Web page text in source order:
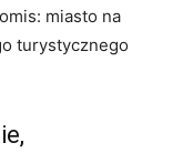
miasto na
turystycznego